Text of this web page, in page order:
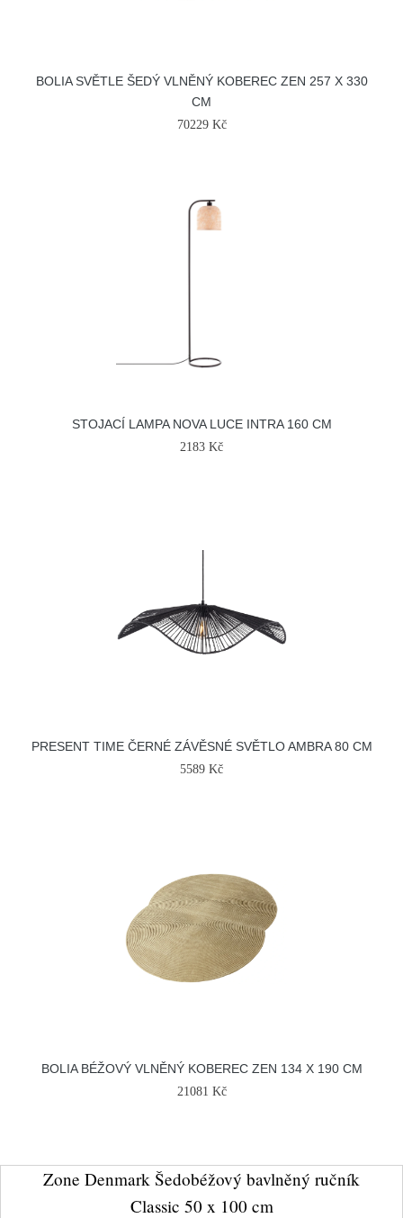
BOLIA SVĚTLE ŠEDÝ VLNĚNÝ KOBEREC ZEN 257 X 330
CM
70229 Kč
STOJACÍ LAMPA NOVA LUCE INTRA 160 CM
2183 Kč
PRESENT TIME ČERNÉ ZÁVĚSNÉ SVĚTLO AMBRA 80 CM
5589 Kč
BOLIA BÉŽOVÝ VLNĚNÝ KOBEREC ZEN 134 X 190 CM
21081 Kč
Zone Denmark Šedobéžový bavlněný ručník
Classic 50 x 100 cm